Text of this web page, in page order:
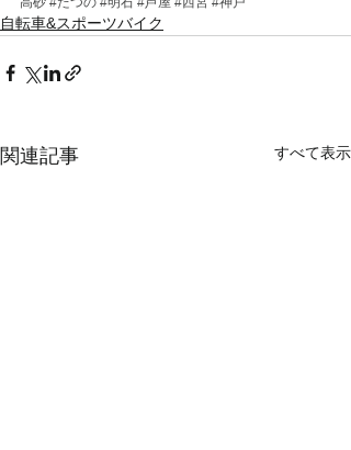
自転車&スポーツバイク
関連記事 すべて表示